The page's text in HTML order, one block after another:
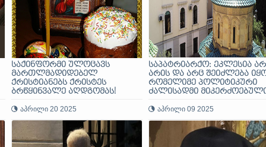
საქინფორმი ულოცავს
მართლმადიდებელ
ქრისტიანებს ქრისტეს
ბრწყინვალე აღდგომას!
აპრილი 20 2025
საპატრიარქო: ეკლესია არ
არის და არც შეიძლება
რომელიმე პოლიტიკური
ძალისადმი
აპრილი 09 2025